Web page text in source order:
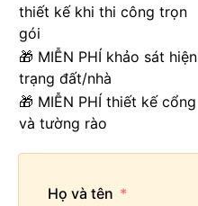
thiết kế khi thi công trọn
gói
🎁 MIỄN PHÍ khảo sát hiện
trạng đất/nhà
🎁 MIỄN PHÍ thiết kế cổng
và tường rào
Họ và tên